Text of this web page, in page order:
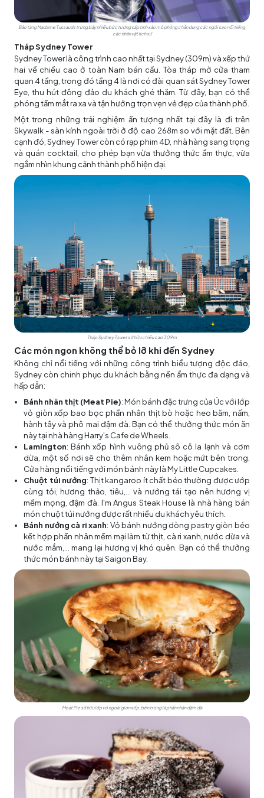
Bảo tàng Madame Tussauds trưng bày nhiều bức tượng sáp tinh xảo mô phỏng chân dung các ngôi sao nổi tiếng,
các nhân vật lịch sử
Tháp Sydney Tower
Sydney Tower là công trình cao nhất tại Sydney (309m) và xếp thứ
hai về chiều cao ở toàn Nam bán cầu. Tòa tháp mở cửa tham
quan 4 tầng, trong đó tầng 4 là nơi có đài quan sát Sydney Tower
Eye, thu hút đông đảo du khách ghé thăm. Từ đây, bạn có thể
phóng tầm mắt ra xa và tận hưởng trọn vẹn vẻ đẹp của thành phố.
Một trong những trải nghiệm ấn tượng nhất tại đây là đi trên
Skywalk - sàn kính ngoài trời ở độ cao 268m so với mặt đất. Bên
cạnh đó, Sydney Tower còn có rạp phim 4D, nhà hàng sang trọng
và quán cocktail, cho phép bạn vừa thưởng thức ẩm thực, vừa
ngắm nhìn khung cảnh thành phố hiện đại.
Tháp Sydney Tower sở hữu chiều cao 309m
Các món ngon không thể bỏ lỡ khi đến Sydney
Không chỉ nổi tiếng với những công trình biểu tượng độc đáo,
Sydney còn chinh phục du khách bằng nền ẩm thực đa dạng và
hấp dẫn:
Bánh nhân thịt (Meat Pie): Món bánh đặc trưng của Úc với lớp
vỏ giòn xốp bao bọc phần nhân thịt bò hoặc heo băm, nấm,
hành tây và phô mai đậm đà. Bạn có thể thưởng thức món ăn
này tại nhà hàng Harry's Cafe de Wheels.
Lamington: Bánh xốp hình vuông phủ sô cô la lạnh và cơm
dừa, một số nơi sẽ cho thêm nhân kem hoặc mứt bên trong.
Cửa hàng nổi tiếng với món bánh này là My Little Cupcakes.
Chuột túi nướng: Thịt kangaroo ít chất béo thường được ướp
cùng tỏi, hương thảo, tiêu,… và nướng tái tạo nên hương vị
mềm mọng, đậm đà. I'm Angus Steak House là nhà hàng bán
món chuột túi nướng được rất nhiều du khách yêu thích.
Bánh nướng cà ri xanh: Vỏ bánh nướng dòng pastry giòn béo
kết hợp phần nhân mềm mại làm từ thịt, cà ri xanh, nước dừa và
nước mắm,... mang lại hương vị khó quên. Bạn có thể thưởng
thức món bánh này tại Saigon Bay.
Meat Pie sở hữu lớp vỏ ngoài giòn xốp, bên trong là phần nhân đậm đà